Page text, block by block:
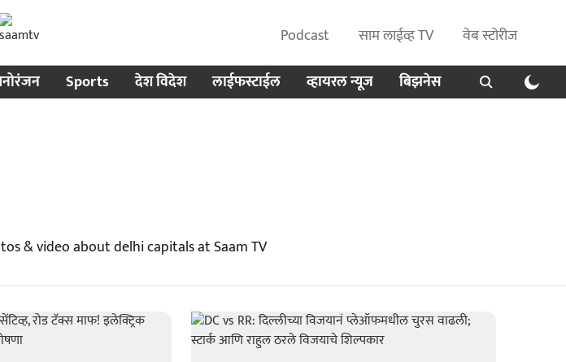
Podcast साम लाईव्ह TV
वेब स्टोरीज
Sports देश विदेश लाईफस्टाईल व्हायरल न्यूज बिझनेस
& video about delhi capitals at Saam TV